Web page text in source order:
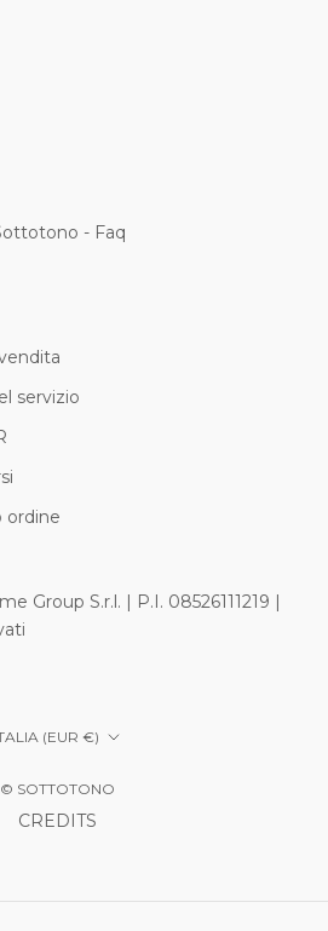
- Faq
servizio
ordine
Group S.r.l. | P.I. 08526111219 |
Area
(EUR €)
© SOTTOTONO
CREDITS